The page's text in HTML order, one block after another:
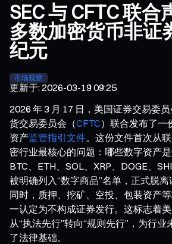
SEC 与 CFTC 联合
多数加密货币非证
纪元
市场观察
更新于:2026-03-19 09:25
2026 年 3 月 17 日，美国证券交易委员
货交易委员会（CFTC）联合发布了一
资产监管指引文件。这份文件首次从
密行业最核心的问题：哪些数字资产是
BTC、ETH、SOL、XRP、DOGE、
被明确列入“数字商品”名单，正式脱离
同时，质押、挖矿、空投、包装资产
一认定为不构成证券发行。这标志着
从“执法先行”转向“规则先行”，为行
了法律基础。